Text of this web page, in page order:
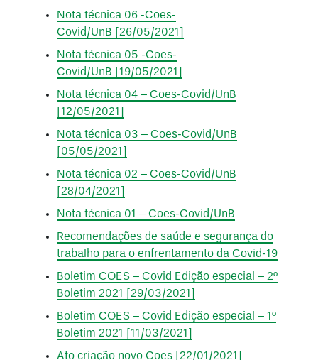
Nota técnica 06 -Coes-
Covid/UnB [26/05/2021]
Nota técnica 05 -Coes-
Covid/UnB [19/05/2021]
Nota técnica 04 – Coes-Covid/UnB
[12/05/2021]
Nota técnica 03 – Coes-Covid/UnB
[05/05/2021]
Nota técnica 02 – Coes-Covid/UnB
[28/04/2021]
Nota técnica 01 – Coes-Covid/UnB
Recomendações de saúde e segurança do
trabalho para o enfrentamento da Covid-19
Boletim COES – Covid Edição especial – 2º
Boletim 2021 [29/03/2021]
Boletim COES – Covid Edição especial – 1º
Boletim 2021 [11/03/2021]
Ato criação novo Coes [22/01/2021]